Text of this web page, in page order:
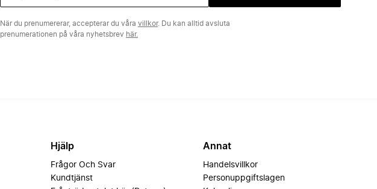
När du prenumererar, accepterar du våra villkor. Du kan alltid avsluta
prenumerationen på våra nyhetsbrev här.
Hjälp
Frågor Och Svar
Kundtjänst
Annat
Handelsvillkor
Personuppgiftslagen